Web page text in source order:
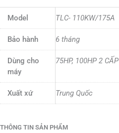
Model TLC- 110KW/175A
Bảo hành 6 tháng
Dùng cho
máy
75HP, 100HP 2 CẤP
Xuất xứ Trung Quốc
THÔNG TIN SẢN PHẨM